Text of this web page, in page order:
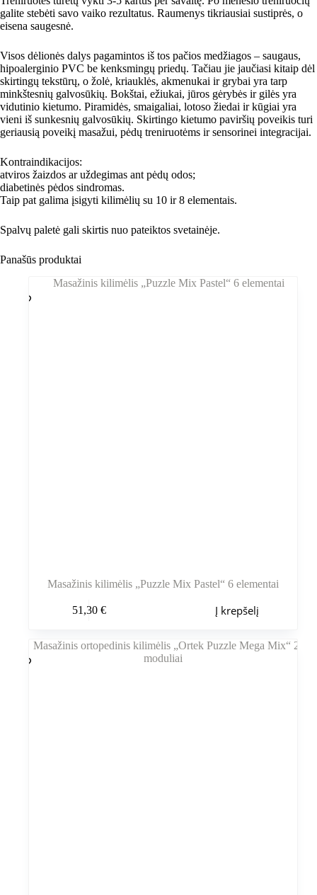
galite stebėti savo vaiko rezultatus. Raumenys tikriausiai sustiprės, o
eisena saugesnė.
Visos dėlionės dalys pagamintos iš tos pačios medžiagos – saugaus,
hipoalerginio PVC be kenksmingų priedų. Tačiau jie jaučiasi kitaip dėl
skirtingų tekstūrų, o žolė, kriauklės, akmenukai ir grybai yra tarp
minkštesnių galvosūkių. Bokštai, ežiukai, jūros gėrybės ir gilės yra
vidutinio kietumo. Piramidės, smaigaliai, lotoso žiedai ir kūgiai yra
vieni iš sunkesnių galvosūkių. Skirtingo kietumo paviršių poveikis turi
geriausią poveikį masažui, pėdų treniruotėms ir sensorinei integracijai.
Kontraindikacijos:
atviros žaizdos ar uždegimas ant pėdų odos;
diabetinės pėdos sindromas.
Taip pat galima įsigyti kilimėlių su 10 ir 8 elementais.
Spalvų paletė gali skirtis nuo pateiktos svetainėje.
Panašūs produktai
Masažinis kilimėlis „Puzzle Mix Pastel“ 6 elementai
51,30 € Į krepšelį